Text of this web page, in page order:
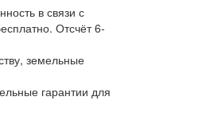
в связи с
Отсчёт 6-
земельные
гарантии для